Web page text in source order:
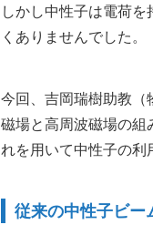
しかし中性子は電荷
くありませんでした。
今回、吉岡瑞樹助教（
磁場と高周波磁場の組
れを用いて中性子の利
従来の中性子ビー